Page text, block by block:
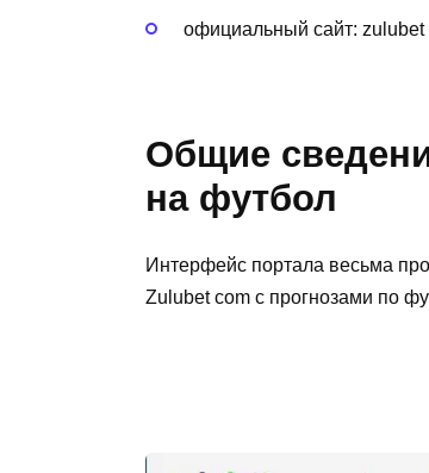
официальный сайт: zulubet
Общие
на футбол
Интерфейс портала весьма
Zulubet com с прогнозами по